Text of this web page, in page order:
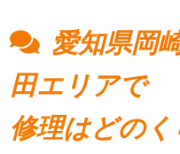
愛知県岡
田エリアで
修理はどの